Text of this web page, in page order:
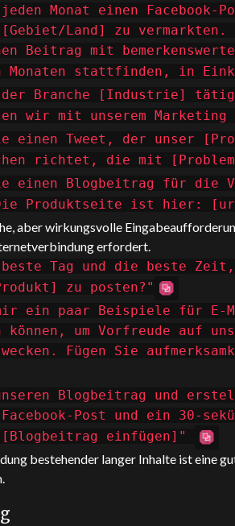
Monat einen
Land] zu
Beitrag mit
stattfinden, in
Branche [Industrie]
wir mit unserem Marketing
einen Tweet, der unser
richtet, die mit
einen Blogbeitrag für die
Produktseite ist hier:
aber wirkungsvolle
erfordert.
Tag und die beste Zeit,
zu posten?"
ein paar Beispiele für E-
können, um Vorfreude auf
Fügen Sie
unseren Blogbeitrag und
Post und ein 30-
einfügen]"
bestehender langer Inhalte ist eine